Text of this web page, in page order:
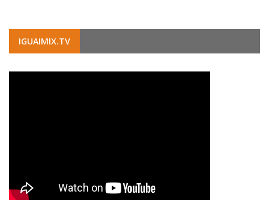
IGUAIMIX.TV